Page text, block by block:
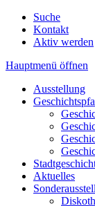
Suche
Kontakt
Aktiv werden
Hauptmenü öffnen
Ausstellung
Aktuelles